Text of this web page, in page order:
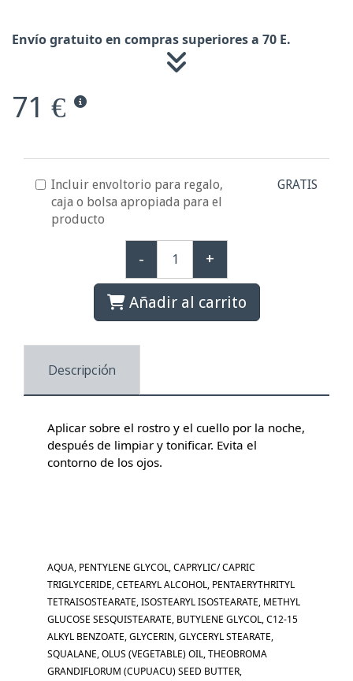
Envío gratuito en compras superiores a 70 E.
71 €
Incluir envoltorio para regalo,
caja o bolsa apropiada para el
producto
GRATIS
- +
Añadir al carrito
Descripción
Aplicar sobre el rostro y el cuello por la noche,
después de limpiar y tonificar. Evita el
contorno de los ojos.
AQUA, PENTYLENE GLYCOL, CAPRYLIC/ CAPRIC
TRIGLYCERIDE, CETEARYL ALCOHOL, PENTAERYTHRITYL
TETRAISOSTEARATE, ISOSTEARYL ISOSTEARATE, METHYL
GLUCOSE SESQUISTEARATE, BUTYLENE GLYCOL, C12-15
ALKYL BENZOATE, GLYCERIN, GLYCERYL STEARATE,
SQUALANE, OLUS (VEGETABLE) OIL, THEOBROMA
GRANDIFLORUM (CUPUACU) SEED BUTTER,